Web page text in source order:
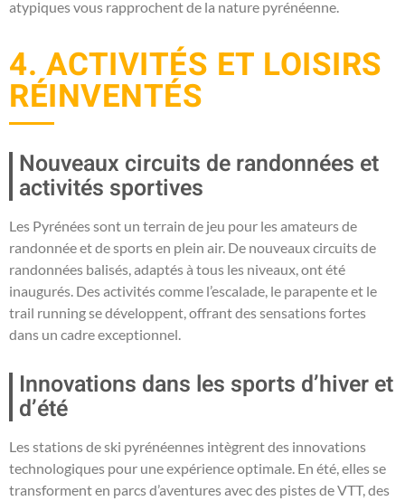
atypiques vous rapprochent de la nature pyrénéenne.
4. ACTIVITÉS ET LOISIRS
RÉINVENTÉS
Nouveaux circuits de randonnées et
activités sportives
Les Pyrénées sont un terrain de jeu pour les amateurs de
randonnée et de sports en plein air. De nouveaux circuits de
randonnées balisés, adaptés à tous les niveaux, ont été
inaugurés. Des activités comme l’escalade, le parapente et le
trail running se développent, offrant des sensations fortes
dans un cadre exceptionnel.
Innovations dans les sports d’hiver et
d’été
Les stations de ski pyrénéennes intègrent des innovations
technologiques pour une expérience optimale. En été, elles se
transforment en parcs d’aventures avec des pistes de VTT, des